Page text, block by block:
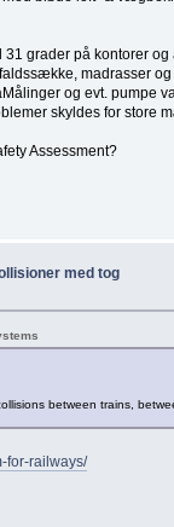
31 grader på kontorer
madrasser og
og evt. pumpe
skyldes for store
Assessment?
med tog
between trains,
for-railways/